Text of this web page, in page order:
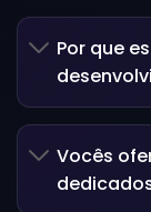
Por que
Vocês